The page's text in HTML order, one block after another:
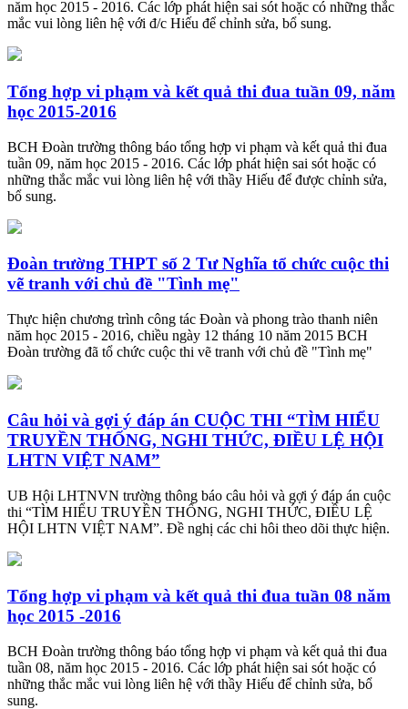
năm học 2015 - 2016. Các lớp phát hiện sai sót hoặc có những thắc
mắc vui lòng liên hệ với đ/c Hiếu để chỉnh sửa, bổ sung.
Tổng hợp vi phạm và kết quả thi đua tuần 09, năm
học 2015-2016
BCH Đoàn trường thông báo tổng hợp vi phạm và kết quả thi đua
tuần 09, năm học 2015 - 2016. Các lớp phát hiện sai sót hoặc có
những thắc mắc vui lòng liên hệ với thầy Hiếu để được chỉnh sửa,
bổ sung.
Đoàn trường THPT số 2 Tư Nghĩa tổ chức cuộc thi
vẽ tranh với chủ đề "Tình mẹ"
Thực hiện chương trình công tác Đoàn và phong trào thanh niên
năm học 2015 - 2016, chiều ngày 12 tháng 10 năm 2015 BCH
Đoàn trường đã tổ chức cuộc thi vẽ tranh với chủ đề "Tình mẹ"
Câu hỏi và gợi ý đáp án CUỘC THI “TÌM HIỂU
TRUYỀN THỐNG, NGHI THỨC, ĐIỀU LỆ HỘI
LHTN VIỆT NAM”
UB Hội LHTNVN trường thông báo câu hỏi và gợi ý đáp án cuộc
thi “TÌM HIỂU TRUYỀN THỐNG, NGHI THỨC, ĐIỀU LỆ
HỘI LHTN VIỆT NAM”. Đề nghị các chi hôi theo dõi thực hiện.
Tổng hợp vi phạm và kết quả thi đua tuần 08 năm
học 2015 -2016
BCH Đoàn trường thông báo tổng hợp vi phạm và kết quả thi đua
tuần 08, năm học 2015 - 2016. Các lớp phát hiện sai sót hoặc có
những thắc mắc vui lòng liên hệ với thầy Hiếu để chỉnh sửa, bổ
sung.